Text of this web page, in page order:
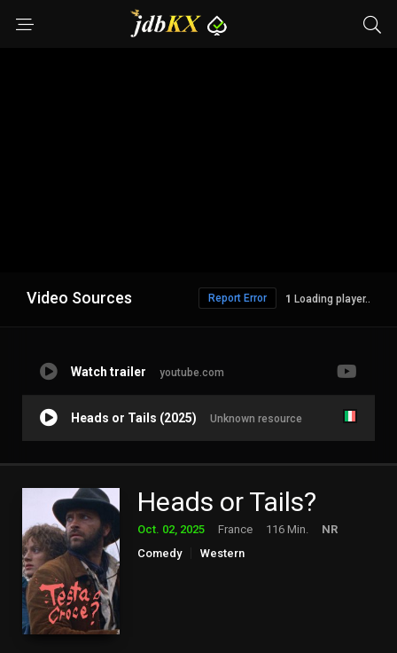
Video Sources Loading player..
Report Error
Watch trailer youtube.com
Heads or Tails (2025) Unknown resource
Heads or Tails?
Oct. 02, 2025 France 116 Min.
NR
Comedy
Western